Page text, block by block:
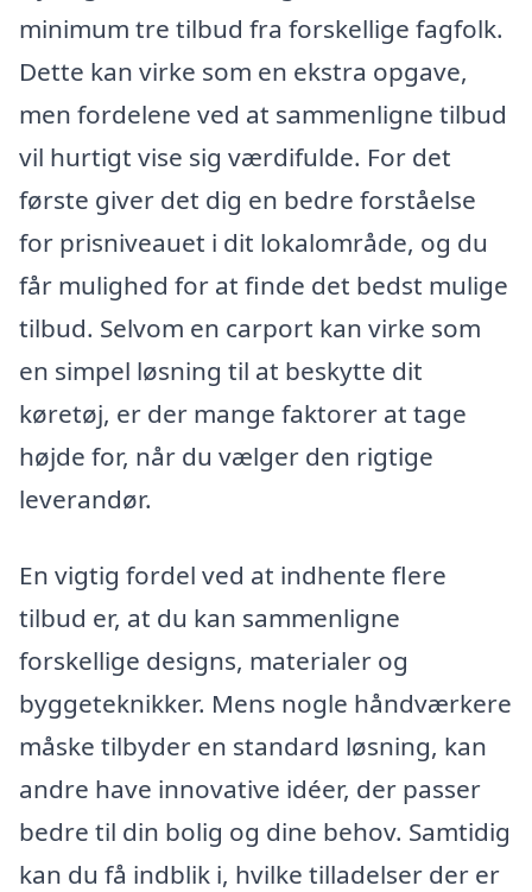
minimum tre tilbud fra forskellige fagfolk.
Dette kan virke som en ekstra opgave,
men fordelene ved at sammenligne tilbud
vil hurtigt vise sig værdifulde. For det
første giver det dig en bedre forståelse
for prisniveauet i dit lokalområde, og du
får mulighed for at finde det bedst mulige
tilbud. Selvom en carport kan virke som
en simpel løsning til at beskytte dit
køretøj, er der mange faktorer at tage
højde for, når du vælger den rigtige
leverandør.
En vigtig fordel ved at indhente flere
tilbud er, at du kan sammenligne
forskellige designs, materialer og
byggeteknikker. Mens nogle håndværkere
måske tilbyder en standard løsning, kan
andre have innovative idéer, der passer
bedre til din bolig og dine behov. Samtidig
kan du få indblik i, hvilke tilladelser der er